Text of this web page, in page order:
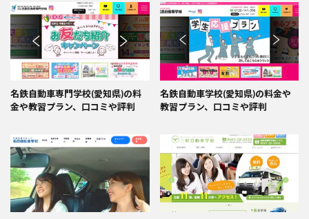
名鉄自動車専門学校(愛知県)の料
金や教習プラン、口コミや評判
名鉄自動車学校(愛知県)の料金や
教習プラン、口コミや評判